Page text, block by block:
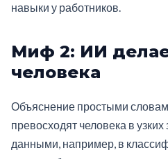
навыки у работников.
Миф 2: ИИ
человека
Объяснение простыми
превосходят человека в
данными, например, в